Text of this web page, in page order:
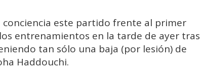
este partido frente al primer
entrenamientos en la tarde de ayer tras
tan sólo una baja (por lesión) de
Haddouchi.